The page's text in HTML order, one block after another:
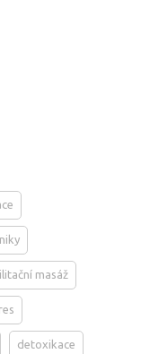
masáž
detoxikace